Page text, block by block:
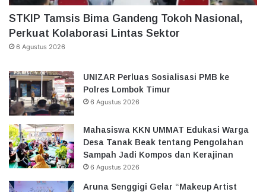
STKIP Tamsis Bima Gandeng Tokoh Nasional,
Perkuat Kolaborasi Lintas Sektor
6 Agustus 2026
UNIZAR Perluas Sosialisasi PMB ke
Polres Lombok Timur
6 Agustus 2026
Mahasiswa KKN UMMAT Edukasi Warga
Desa Tanak Beak tentang Pengolahan
Sampah Jadi Kompos dan Kerajinan
6 Agustus 2026
Aruna Senggigi Gelar “Makeup Artist